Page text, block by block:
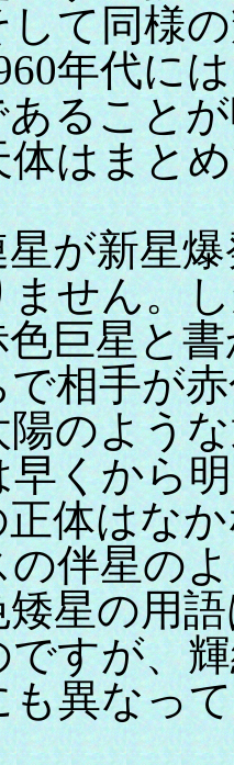
て同様
年代に
ること
はまと
が新星爆
せん。
巨星と
相手が
のよう
くから
体はな
伴星の
星の用
すが、
も異なっ